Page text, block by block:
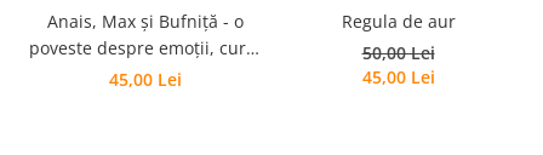
Anais, Max și Bufniță - o
poveste despre emoții, curaj
și prietenie
45,00 Lei
Regula de aur
50,00 Lei
45,00 Lei